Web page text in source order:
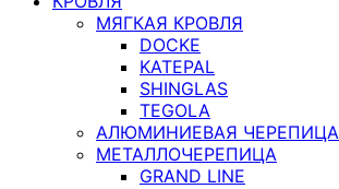
МЯГКАЯ КРОВЛЯ
DOCKE
KATEPAL
SHINGLAS
TEGOLA
АЛЮМИНИЕВАЯ ЧЕРЕПИЦА
МЕТАЛЛОЧЕРЕПИЦА
GRAND LINE